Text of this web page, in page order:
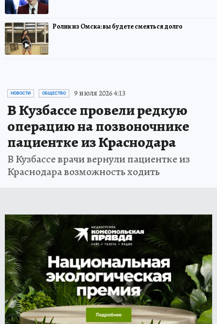
Ролик из Омска: вы будете смеяться долго
НОВОСТИ ОБЩЕСТВО 9 июля 2026 4:13
В Кузбассе провели редкую
операцию на позвоночнике
пациентке из Краснодара
В Кузбассе врачи вернули пациентке из
Краснодара возможность ходить